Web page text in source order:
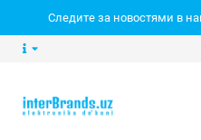
Следите за новостями в